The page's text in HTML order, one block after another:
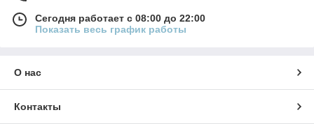
Сегодня работает с 08:00 до 22:00
Показать весь график работы
О нас
Контакты